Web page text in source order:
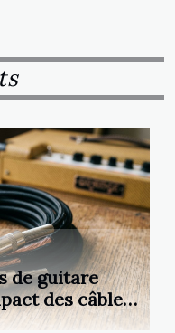
de guitare
des câbles